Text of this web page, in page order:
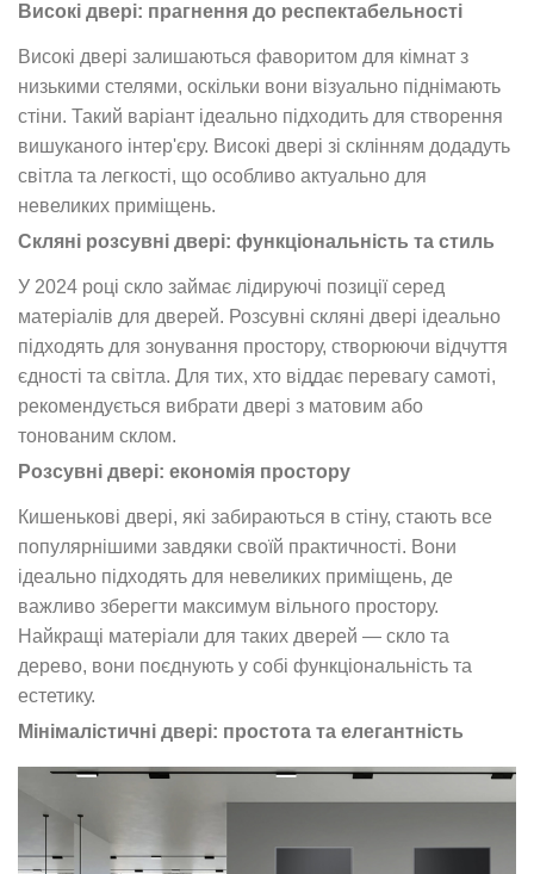
Високі двері: прагнення до респектабельності
Високі двері залишаються фаворитом для кімнат з
низькими стелями, оскільки вони візуально піднімають
стіни. Такий варіант ідеально підходить для створення
вишуканого інтер'єру. Високі двері зі склінням додадуть
світла та легкості, що особливо актуально для
невеликих приміщень.
Скляні розсувні двері: функціональність та стиль
У 2024 році скло займає лідируючі позиції серед
матеріалів для дверей. Розсувні скляні двері ідеально
підходять для зонування простору, створюючи відчуття
єдності та світла. Для тих, хто віддає перевагу самоті,
рекомендується вибрати двері з матовим або
тонованим склом.
Розсувні двері: економія простору
Кишенькові двері, які забираються в стіну, стають все
популярнішими завдяки своїй практичності. Вони
ідеально підходять для невеликих приміщень, де
важливо зберегти максимум вільного простору.
Найкращі матеріали для таких дверей — скло та
дерево, вони поєднують у собі функціональність та
естетику.
Мінімалістичні двері: простота та елегантність